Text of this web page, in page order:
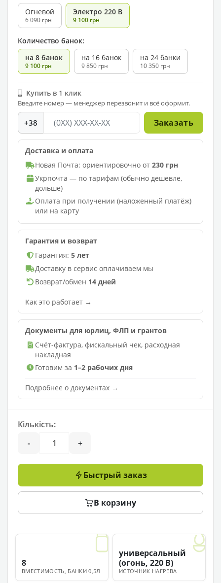
Огневой
6 090 грн
Электро 220 В
9 100 грн
Количество банок:
на 8 банок
9 100 грн
на 16 банок
9 850 грн
на 24 банки
10 350 грн
Купить в 1 клик
Введите номер — менеджер перезвонит и всё оформит.
+38 Заказать
Доставка и оплата
Новая Почта: ориентировочно от 230 грн
Укрпочта — по тарифам (обычно дешевле,
дольше)
Оплата при получении (наложенный платёж)
или на карту
Гарантия и возврат
Гарантия: 5 лет
Доставку в сервис оплачиваем мы
Возврат/обмен 14 дней
Как это работает →
Документы для юрлиц, ФЛП и грантов
Счёт-фактура, фискальный чек, расходная
накладная
Готовим за 1–2 рабочих дня
Подробнее о документах →
Кількість:
-
+
Быстрый заказ
В корзину
ВМЕСТИМОСТЬ, БАНКИ 0,5Л
8
ИСТОЧНИК НАГРЕВА
универсальный
(огонь, 220 В)